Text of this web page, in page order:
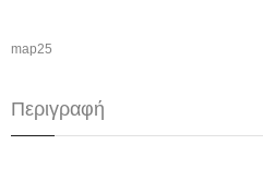
map25
Περιγραφή